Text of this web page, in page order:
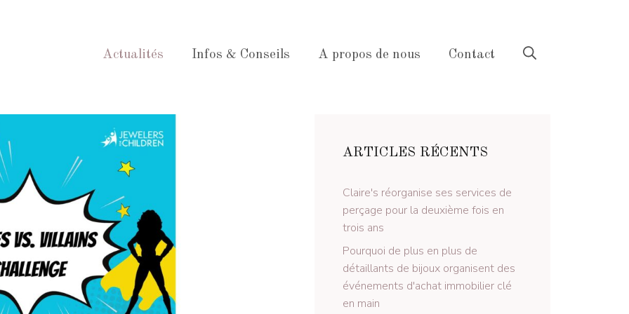
Actualités Infos & Conseils A propos de nous Contact
ARTICLES RÉCENTS
Claire's réorganise ses services de
perçage pour la deuxième fois en
trois ans
Pourquoi de plus en plus de
détaillants de bijoux organisent des
événements d'achat immobilier clé
en main